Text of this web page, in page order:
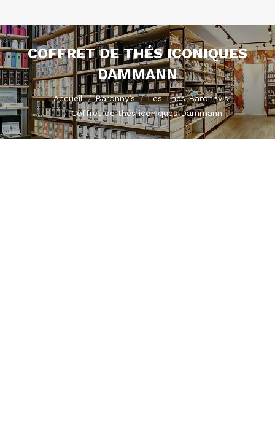
COFFRET DE THÉS ICONIQUES
DAMMANN
Vous êtes ici :
Accueil Baronny’s
Les Thés Baronny's
Coffret de thés iconiques Dammann